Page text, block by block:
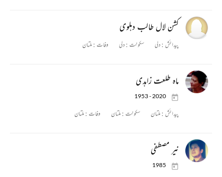
کشن لال طالب دہلوی
پیدائش :دلی سکونت :دلی وفات :ملتان
ماہ طلعت زاہدی
1953 - 2020
پیدائش :ملتان سکونت :ملتان وفات :ملتان
نیر مصطفی
1985